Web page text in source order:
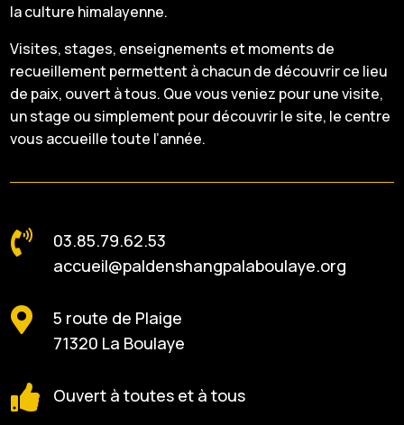
la culture himalayenne.
Visites, stages, enseignements et moments de
recueillement permettent à chacun de découvrir ce lieu
de paix, ouvert à tous. Que vous veniez pour une visite,
un stage ou simplement pour découvrir le site, le centre
vous accueille toute l’année.

03.85.79.62.53
accueil@paldenshangpalaboulaye.org

5 route de Plaige
71320 La Boulaye
 Ouvert à toutes et à tous